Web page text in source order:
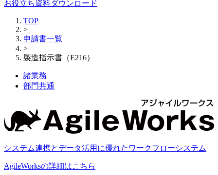
お役立ち資料ダウンロード
TOP
>
申請書一覧
>
製造指示書（E216）
諸業務
部門共通
システム連携とデータ活用に優れたワークフローシステム
AgileWorksの詳細はこちら